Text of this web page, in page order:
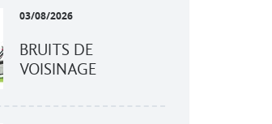
03/08/2026
BRUITS DE
VOISINAGE